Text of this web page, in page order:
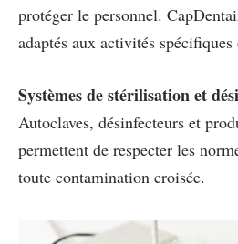
protéger le personnel.
adaptés aux activités
Systèmes de stérilisation et
Autoclaves, désinfecteurs et
permettent de respecter les
toute contamination croisée.